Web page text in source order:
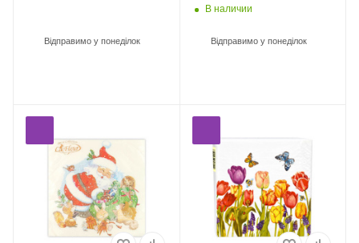
Відправимо у понеділок
В наличии
Відправимо у понеділок